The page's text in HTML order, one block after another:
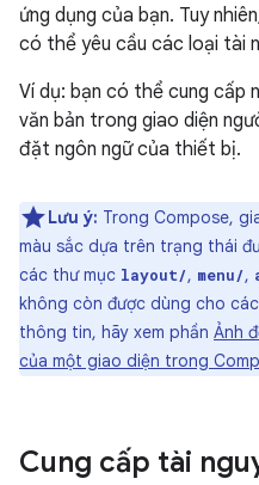
ứng dụng của bạn. Tuy
có thể yêu cầu các loại tài
Ví dụ: bạn có thể cung cấp
văn bản trong giao diện
đặt ngôn ngữ của thiết bị.
Lưu ý: Trong Compose,
màu sắc dựa trên trạng thái
các thư mục layout/, menu/,
không còn được dùng cho
thông tin, hãy xem phần Ảnh
của một giao diện trong
Cung cấp tài